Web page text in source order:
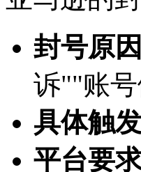
封号原
诉""账
具体触
平台要